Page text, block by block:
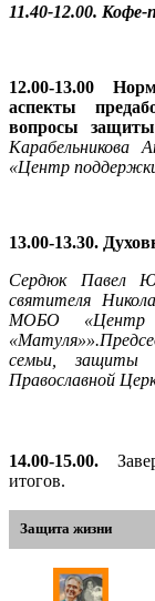
11.40-12.00. Кофе-
12.00-13.00
аспекты
вопросы
Карабельникова
«Центр
13.00-13.30.
Сердюк Павел
святителя
МОБО «Центр
семьи, защиты
Православной
14.00-15.00.
итогов.
Защита жизни